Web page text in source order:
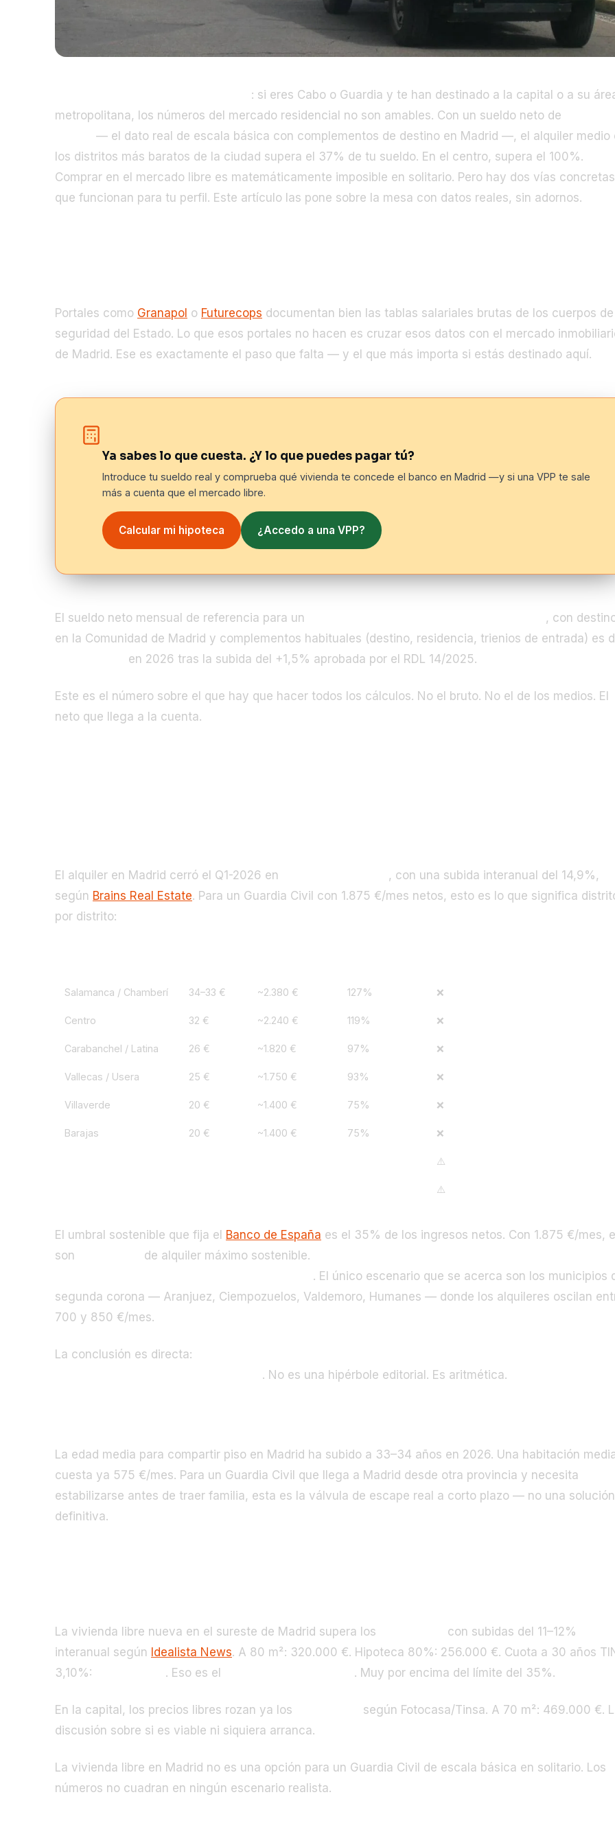
: si eres Cabo o Guardia y te han destinado a la capital o a su
metropolitana, los números del mercado residencial no son amables. Con un sueldo neto de
— el dato real de escala básica con complementos de destino en Madrid —, el alquiler medio
los distritos más baratos de la ciudad supera el 37% de tu sueldo. En el centro, supera el 100%.
Comprar en el mercado libre es matemáticamente imposible en solitario. Pero hay dos vías concretas
que funcionan para tu perfil. Este artículo las pone sobre la mesa con datos reales, sin adornos.
Portales como Granapol o Futurecops documentan bien las tablas salariales brutas de los cuerpos de
seguridad del Estado. Lo que esos portales no hacen es cruzar esos datos con el mercado
de Madrid. Ese es exactamente el paso que falta — y el que más importa si estás destinado aquí.
Ya sabes lo que cuesta. ¿Y lo que puedes pagar tú?
Introduce tu sueldo real y comprueba qué vivienda te concede el banco en Madrid —y si una VPP te sale
más a cuenta que el mercado libre.
Calcular mi hipoteca ¿Accedo a una VPP?
El sueldo neto mensual de referencia para un
, con
en la Comunidad de Madrid y complementos habituales (destino, residencia, trienios de entrada) es
en 2026 tras la subida del +1,5% aprobada por el RDL 14/2025.
Este es el número sobre el que hay que hacer todos los cálculos. No el bruto. No el de los medios. El
neto que llega a la cuenta.
El alquiler en Madrid cerró el Q1-2026 en
, con una subida interanual del 14,9%,
según Brains Real Estate. Para un Guardia Civil con 1.875 €/mes netos, esto es lo que significa
por distrito:
Salamanca / Chamberí 34–33 € ~2.380 € 127% ❌
Centro 32 € ~2.240 € 119% ❌
Carabanchel / Latina 26 € ~1.820 € 97% ❌
Vallecas / Usera 25 € ~1.750 € 93% ❌
Villaverde 20 € ~1.400 € 75% ❌
Barajas 20 € ~1.400 € 75% ❌
⚠️
⚠️
El umbral sostenible que fija el Banco de España es el 35% de los ingresos netos. Con 1.875 €/mes,
son
de alquiler máximo sostenible.
. El único escenario que se acerca son los municipios
segunda corona — Aranjuez, Ciempozuelos, Valdemoro, Humanes — donde los alquileres oscilan
700 y 850 €/mes.
La conclusión es directa:
. No es una hipérbole editorial. Es aritmética.
La edad media para compartir piso en Madrid ha subido a 33–34 años en 2026. Una habitación
cuesta ya 575 €/mes. Para un Guardia Civil que llega a Madrid desde otra provincia y necesita
estabilizarse antes de traer familia, esta es la válvula de escape real a corto plazo — no una solución
definitiva.
La vivienda libre nueva en el sureste de Madrid supera los
con subidas del 11–12%
interanual según Idealista News. A 80 m²: 320.000 €. Hipoteca 80%: 256.000 €. Cuota a 30 años
3,10%:
. Eso es el . Muy por encima del límite del 35%.
En la capital, los precios libres rozan ya los
según Fotocasa/Tinsa. A 70 m²: 469.000 €.
discusión sobre si es viable ni siquiera arranca.
La vivienda libre en Madrid no es una opción para un Guardia Civil de escala básica en solitario. Los
números no cuadran en ningún escenario realista.